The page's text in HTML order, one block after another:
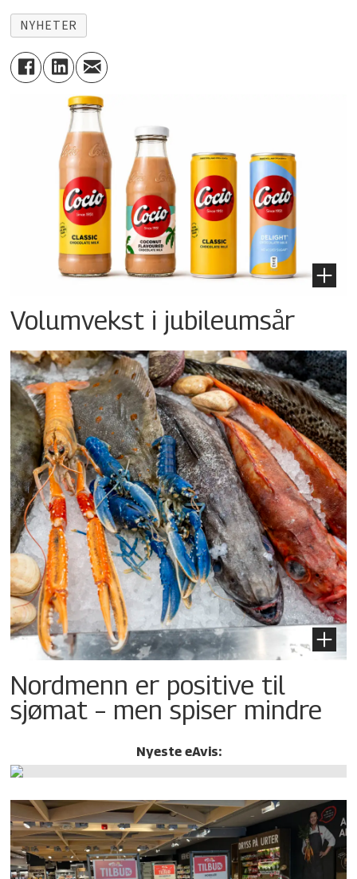
NYHETER
Volumvekst i jubileumsår
Nordmenn er positive til
sjømat – men spiser mindre
Nyeste eAvis: